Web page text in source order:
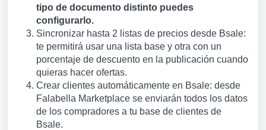
tipo de documento distinto puedes
configurarlo.
Sincronizar hasta 2 listas de precios desde Bsale:
te permitirá usar una lista base y otra con un
porcentaje de descuento en la publicación cuando
quieras hacer ofertas.
Crear clientes automáticamente en Bsale: desde
Falabella Marketplace se enviarán todos los datos
de los compradores a tu base de clientes de
Bsale.